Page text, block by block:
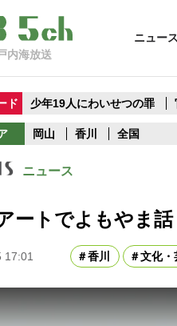
内海放送
ニュース
ド 少年19人にわいせつの罪
岡山 香川 全国
ニュース
ートでよもやま
17:01 香川 文化・